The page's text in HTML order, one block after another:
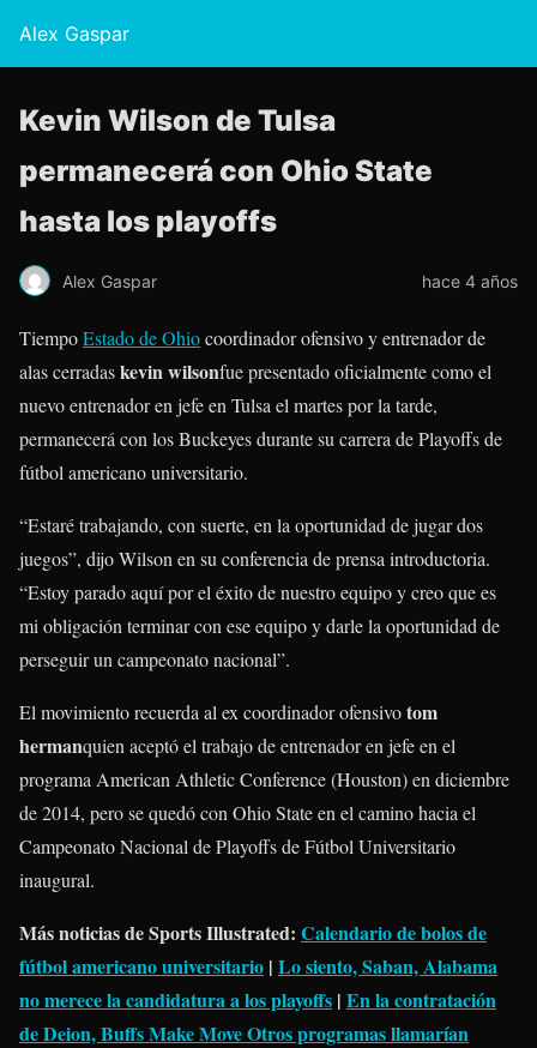
Alex Gaspar
Kevin Wilson de Tulsa
permanecerá con Ohio State
hasta los playoffs
Alex Gaspar hace 4 años
TiempoEstado de Ohiocoordinador ofensivo y entrenador de
alas cerradaskevin wilsonfue presentado oficialmente como el
nuevo entrenador en jefe en Tulsa el martes por la tarde,
permanecerá con los Buckeyes durante su carrera de Playoffs de
fútbol americano universitario.
“Estaré trabajando, con suerte, en la oportunidad de jugar dos
juegos”, dijo Wilson en su conferencia de prensa introductoria.
“Estoy parado aquí por el éxito de nuestro equipo y creo que es
mi obligación terminar con ese equipo y darle la oportunidad de
perseguir un campeonato nacional”.
El movimiento recuerda al ex coordinador ofensivotom
hermanquien aceptó el trabajo de entrenador en jefe en el
programa American Athletic Conference (Houston) en diciembre
de 2014, pero se quedó con Ohio State en el camino hacia el
Campeonato Nacional de Playoffs de Fútbol Universitario
inaugural.
Más noticias de Sports Illustrated: Calendario de bolos de
fútbol americano universitario | Lo siento, Saban, Alabama
no merece la candidatura a los playoffs | En la contratación
de Deion, Buffs Make Move Otros programas llamarían